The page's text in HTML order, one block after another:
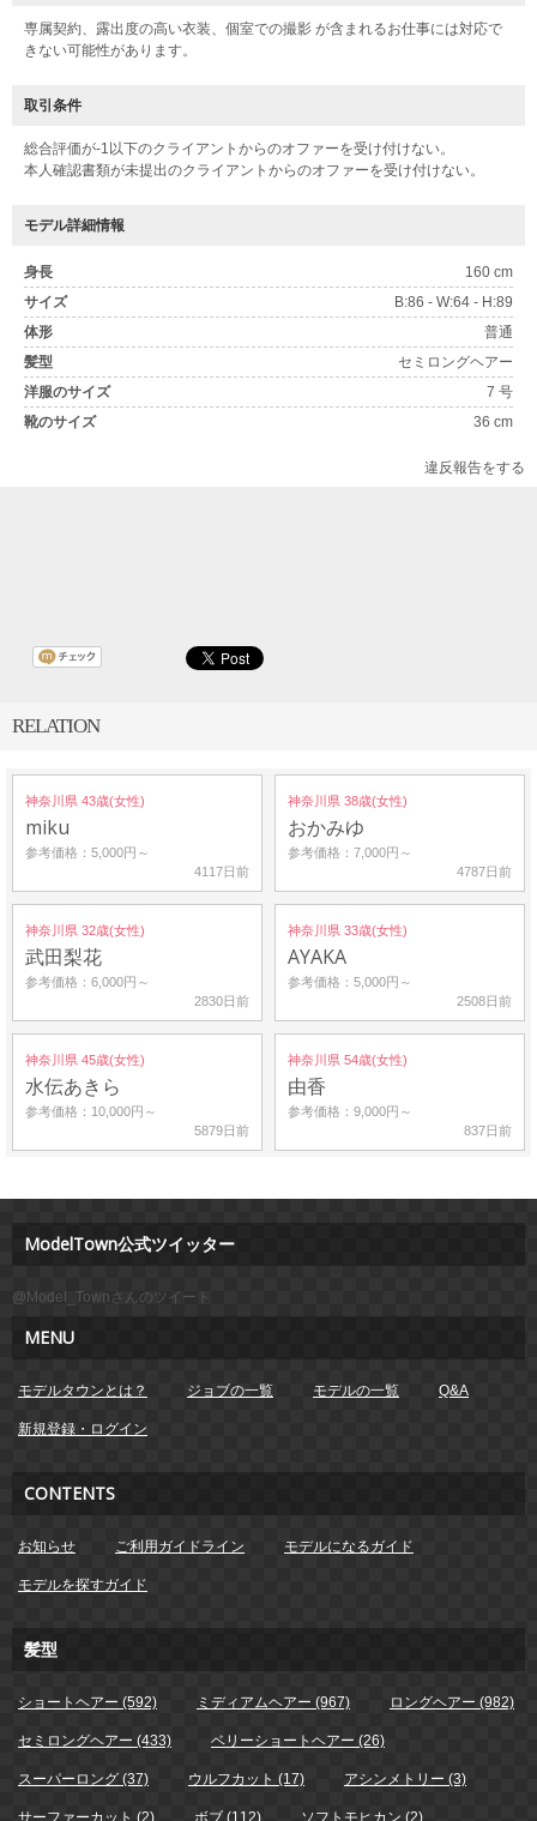
専属契約、露出度の高い衣装、個室での撮影 が含まれるお仕事には対応で
きない可能性があります。
取引条件
総合評価が-1以下のクライアントからのオファーを受け付けない。
本人確認書類が未提出のクライアントからのオファーを受け付けない。
モデル詳細情報
身長
160 cm
サイズ
B:86 - W:64 - H:89
体形
普通
髪型
セミロングヘアー
洋服のサイズ
7 号
靴のサイズ
36 cm
違反報告をする
RELATION
神奈川県 43歳(女性)
miku
参考価格：5,000円～
4117日前
神奈川県 38歳(女性)
おかみゆ
参考価格：7,000円～
4787日前
神奈川県 32歳(女性)
武田梨花
参考価格：6,000円～
2830日前
神奈川県 33歳(女性)
AYAKA
参考価格：5,000円～
2508日前
神奈川県 45歳(女性)
水伝あきら
参考価格：10,000円～
5879日前
神奈川県 54歳(女性)
由香
参考価格：9,000円～
837日前
ModelTown公式ツイッター
@Model_Townさんのツイート
MENU
モデルタウンとは？ ジョブの一覧 モデルの一覧 Q&A
新規登録・ログイン
CONTENTS
お知らせ ご利用ガイドライン モデルになるガイド
モデルを探すガイド
髪型
ショートヘアー (592) ミディアムヘアー (967) ロングヘアー (982)
セミロングヘアー (433) ベリーショートヘアー (26)
スーパーロング (37) ウルフカット (17) アシンメトリー (3)
サーファーカット (2) ボブ (112) ソフトモヒカン (2)